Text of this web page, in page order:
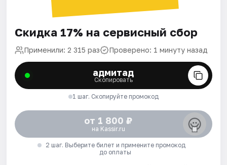
Скидка 17% на сервисный сбор
Применили: 2 315 раз Проверено: 1 минуту назад
адмитад
Скопировать
1 шаг. Скопируйте промокод
от 1 800 ₽
на Kassir.ru
2 шаг. Выберите билет и примените промокод
до оплаты